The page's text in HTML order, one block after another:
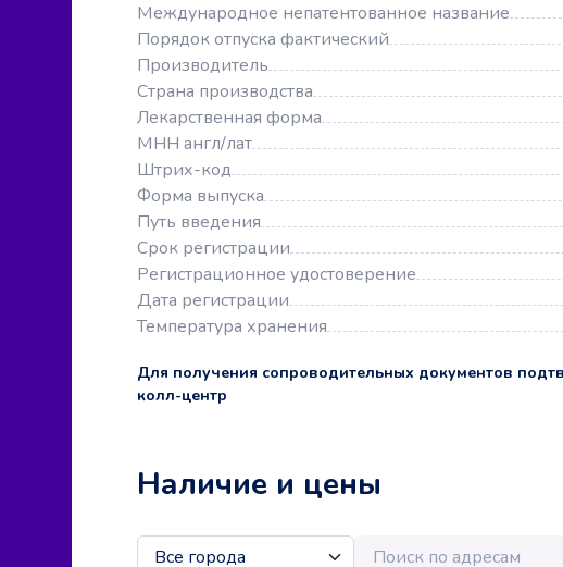
Международное непатентованное название
Порядок отпуска фактический
Производитель
Страна производства
Лекарственная форма
МНН англ/лат
Штрих-код
Форма выпуска
Путь введения
Срок регистрации
Регистрационное удостоверение
Дата регистрации
Температура хранения
Для получения сопроводительных документов
колл-центр
Наличие и цены